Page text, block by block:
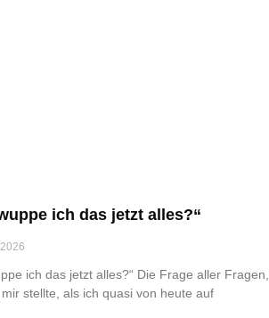
ich das jetzt alles?“
ich das jetzt alles?“ Die Frage aller Fragen,
stellte, als ich quasi von heute auf